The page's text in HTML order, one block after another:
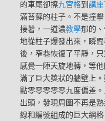
的車尾卻擦九宮格到講座
滿苔蘚的柱子。不是撞
接著，一道濃教學郁的
地從柱子爆發出來，瞬
後，窄巷恢復了平靜，
感覺一陣天旋地轉，等
滿了巨大獎狀的牆壁上
點零零零零零九度偏差
出頭，發現周圍不再是
線和編號組成的巨大網